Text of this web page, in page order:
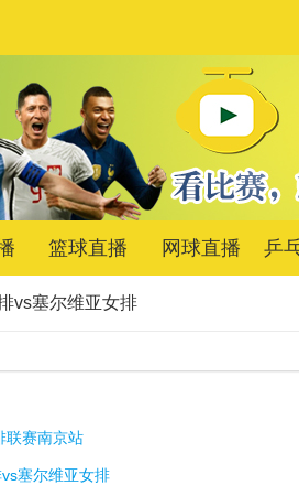
篮球直播 网球直播 乒
vs塞尔维亚女排
联赛南京站
塞尔维亚女排